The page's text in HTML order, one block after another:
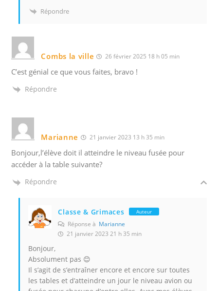
Répondre
Combs la ville 26 février 2025 18 h 05 min
C’est génial ce que vous faites, bravo !
Répondre
Marianne 21 janvier 2023 13 h 35 min
Bonjour,l’élève doit il atteindre le niveau fusée pour
accéder à la table suivante?
Répondre
Classe & Grimaces Auteur
Réponse à Marianne
21 janvier 2023 21 h 35 min
Bonjour,
Absolument pas 😊
Il s’agit de s’entraîner encore et encore sur toutes
les tables et d’atteindre un jour le niveau avion ou